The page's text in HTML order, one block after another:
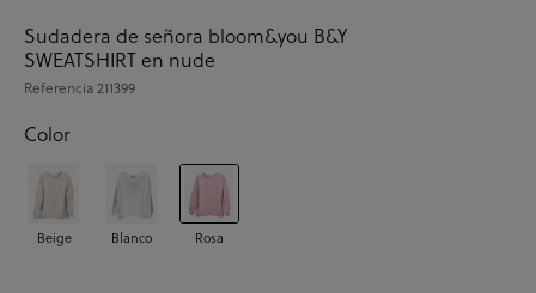
Sudadera de señora bloom&you B&Y
SWEATSHIRT en nude
Referencia211399
Color
Beige Blanco Rosa